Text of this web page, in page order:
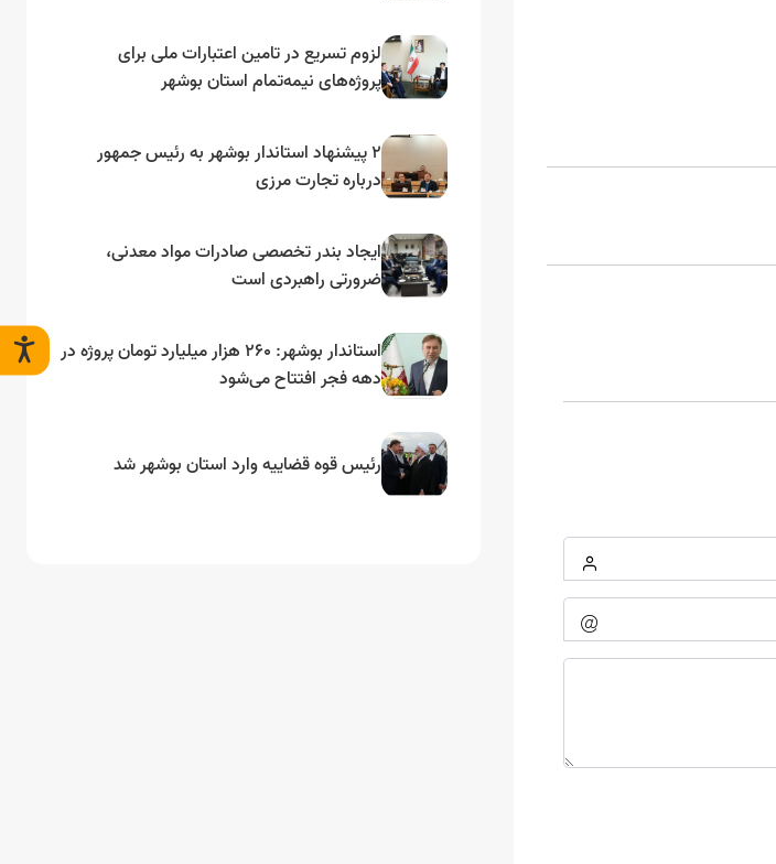
لزوم تسریع در تامین اعتبارات ملی برای
پروژه‌های نیمه‌تمام استان بوشهر
۲ پیشنهاد استاندار بوشهر به رئیس جمهور
درباره تجارت مرزی
ایجاد بندر تخصصی صادرات مواد معدنی،
ضرورتی راهبردی است
استاندار بوشهر: ۲۶۰ هزار میلیارد تومان پروژه در
دهه فجر افتتاح می‌شود
رئیس قوه قضاییه وارد استان بوشهر شد